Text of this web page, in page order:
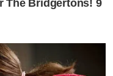
The Bridgertons! 9